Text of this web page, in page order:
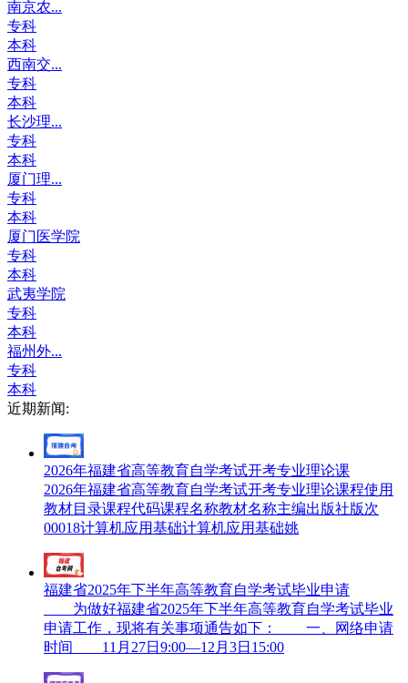
南京农...
专科
本科
西南交...
专科
本科
长沙理...
专科
本科
厦门理...
专科
本科
厦门医学院
专科
本科
武夷学院
专科
本科
福州外...
专科
本科
近期新闻:
2026年福建省高等教育自学考试开考专业理论课
2026年福建省高等教育自学考试开考专业理论课程使用
教材目录课程代码课程名称教材名称主编出版社版次
00018计算机应用基础计算机应用基础姚
福建省2025年下半年高等教育自学考试毕业申请
为做好福建省2025年下半年高等教育自学考试毕业
申请工作，现将有关事项通告如下： 一、网络申请
时间 11月27日9:00—12月3日15:00